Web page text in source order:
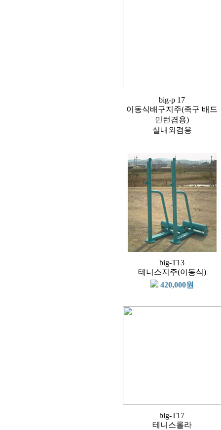
big-p 17
이동식배구지주(족구 배드
민턴겸용)
실내외겸용
big-T13
테니스지주(이동식)
420,000원
big-T17
테니스롤라